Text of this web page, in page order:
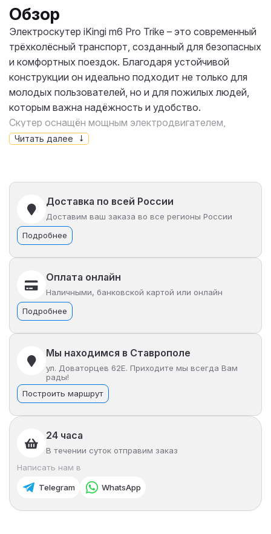
Обзор
Электроскутер iKingi m6 Pro Trike – это современный
трёхколёсный транспорт, созданный для безопасных
и комфортных поездок. Благодаря устойчивой
конструкции он идеально подходит не только для
молодых пользователей, но и для пожилых людей,
которым важна надёжность и удобство.
Скутер оснащён мощным электродвигателем,
обеспечивающим уверенный разгон, и ёмкой
подзарядки. Эргономичное сиденье, просторная
подножка и продуманная система амортизации
делают каждую поездку максимально комфортной.
Современное освещение и информативная приборная
панель повышают безопасность и удобство в
эксплуатации. iKingi m6 Pro Trike – это стильный,
практичный и экологичный транспорт для города и
пригородных поездок.
Читать далее
Доставка по всей России
Доставим ваш заказа во все регионы России
Подробнее
Оплата онлайн
Наличными, банковской картой или онлайн
Подробнее
Мы находимся в Ставрополе
ул. Доваторцев 62Е. Приходите мы всегда Вам
рады!
Построить маршрут
24 часа
В течении суток отправим заказ
Написать нам в
Telegram WhatsApp